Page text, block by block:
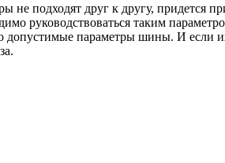
подходят друг к другу, придется
руководствоваться таким
допустимые параметры шины. И если